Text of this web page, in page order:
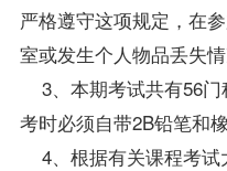
严格遵守这项规定，在
室或发生个人物品丢失
3、本期考试共有56门
考时必须自带2B铅笔和
4、根据有关课程考试